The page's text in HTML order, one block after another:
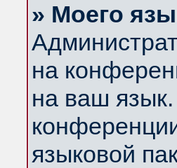
» Моего
на
на ваш
языковой